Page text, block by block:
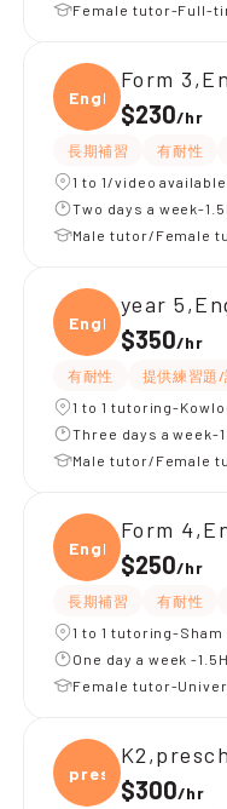
Female tutor-Full-
Engli
Form
$230/hr
長期補習 有耐性
1 to 1/video
Two days a week-
Male tutor/Female
Engli
year
$350/hr
有耐性 提供練習題/
1 to 1 tutoring-
Three days a week-
Male tutor/Female
Engli
Form
$250/hr
長期補習 有耐性
1 to 1 tutoring-Sham
One day a week -
Female tutor-
presc
$300/hr